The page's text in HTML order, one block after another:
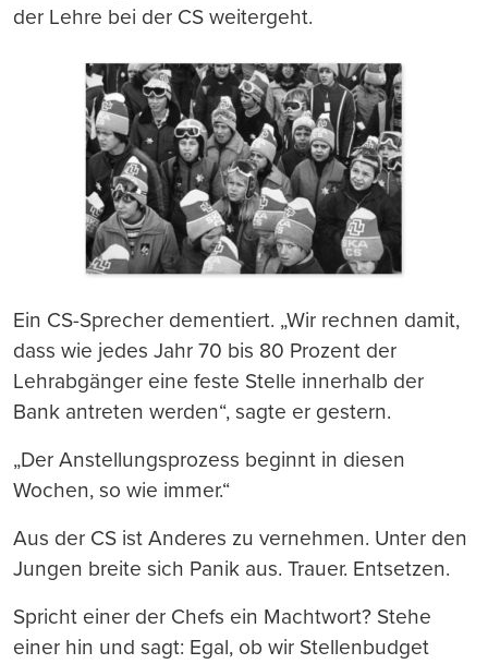
der Lehre bei der CS weitergeht.
Ein CS-Sprecher dementiert. „Wir rechnen damit,
dass wie jedes Jahr 70 bis 80 Prozent der
Lehrabgänger eine feste Stelle innerhalb der
Bank antreten werden“, sagte er gestern.
„Der Anstellungsprozess beginnt in diesen
Wochen, so wie immer.“
Aus der CS ist Anderes zu vernehmen. Unter den
Jungen breite sich Panik aus. Trauer. Entsetzen.
Spricht einer der Chefs ein Machtwort? Stehe
einer hin und sagt: Egal, ob wir Stellenbudget